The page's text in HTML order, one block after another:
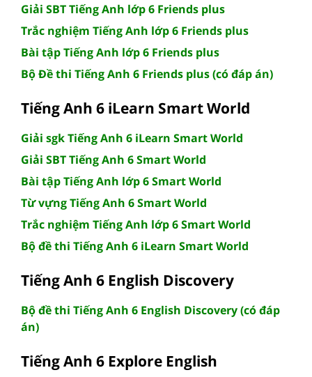
Giải SBT Tiếng Anh lớp 6 Friends plus
Trắc nghiệm Tiếng Anh lớp 6 Friends plus
Bài tập Tiếng Anh lớp 6 Friends plus
Bộ Đề thi Tiếng Anh 6 Friends plus (có đáp án)
Tiếng Anh 6 iLearn Smart World
Giải sgk Tiếng Anh 6 iLearn Smart World
Giải SBT Tiếng Anh 6 Smart World
Bài tập Tiếng Anh lớp 6 Smart World
Từ vựng Tiếng Anh 6 Smart World
Trắc nghiệm Tiếng Anh lớp 6 Smart World
Bộ đề thi Tiếng Anh 6 iLearn Smart World
Tiếng Anh 6 English Discovery
Bộ đề thi Tiếng Anh 6 English Discovery (có đáp
án)
Tiếng Anh 6 Explore English